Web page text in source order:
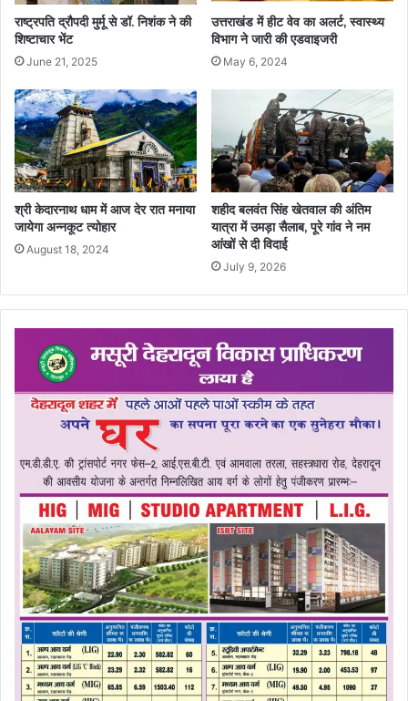
राष्ट्रपति द्रौपदी मुर्मू से डॉ. निशंक ने की
शिष्टाचार भेंट
June 21, 2025
उत्तराखंड में हीट वेव का अलर्ट, स्वास्थ्य
विभाग ने जारी की एडवाइजरी
May 6, 2024
श्री केदारनाथ धाम में आज देर रात मनाया
जायेगा अन्नकूट त्योहार
August 18, 2024
शहीद बलवंत सिंह खेतवाल की अंतिम
यात्रा में उमड़ा सैलाब, पूरे गांव ने नम
आंखों से दी विदाई
July 9, 2026